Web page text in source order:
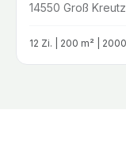
14550 Groß
12 Zi. | 200 m² |